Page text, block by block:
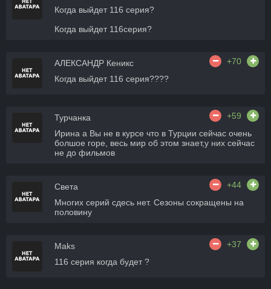
Когда выйдет 116 серия?
Когда выйдет 116серия?
АЛЕКСАНДР Кеникс
+70
Когда выйдет 116 серия????
Турчанка
+59
Ирина а Вы не в курсе что в Турции сейчас очень
болшое горе, весь мир об этом знает,у них сейчас
не до фильмов
Света
+44
Многих серий сдесь нет. Сезоны сокращены на
половину
Maks
+37
116 серия когда будет ?